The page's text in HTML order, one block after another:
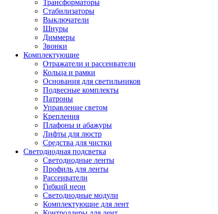
Трансформаторы
Стабилизаторы
Выключатели
Шнуры
Диммеры
Звонки
Комплектующие
Отражатели и рассеиватели
Кольца и рамки
Основания для светильников
Подвесные комплекты
Патроны
Управление светом
Крепления
Плафоны и абажуры
Лифты для люстр
Средства для чистки
Светодиодная подсветка
Светодиодные ленты
Профиль для ленты
Рассеиватели
Гибкий неон
Светодиодные модули
Комплектующие для лент